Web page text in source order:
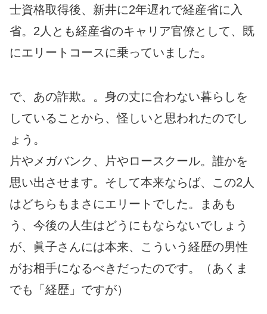
士資格取得後、新井に2年遅れで経産省に入
省。2人とも経産省のキャリア官僚として、既
にエリートコースに乗っていました。
で、あの詐欺。。身の丈に合わない暮らしを
していることから、怪しいと思われたのでし
ょう。
片やメガバンク、片やロースクール。誰かを
思い出させます。そして本来ならば、この2人
はどちらもまさにエリートでした。まあも
う、今後の人生はどうにもならないでしょう
が、眞子さんには本来、こういう経歴の男性
がお相手になるべきだったのです。（あくま
でも「経歴」ですが）